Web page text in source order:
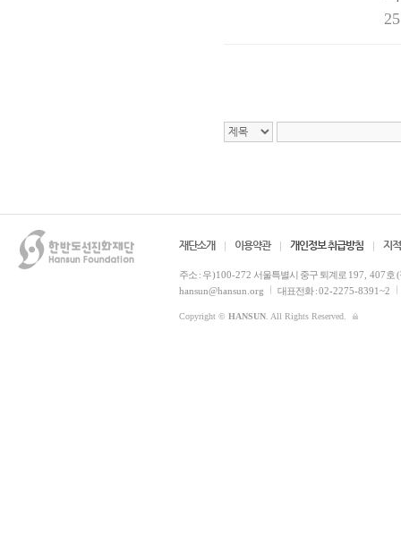
재단소개 이용약관 개인정보 취급방침 지
주소 : 우)100-272 서울특별시 중구 퇴계로 197, 407호
hansun@hansun.org
대표전화 :02-2275-8391~2
Copyright © HANSUN . All Rights Reserved.